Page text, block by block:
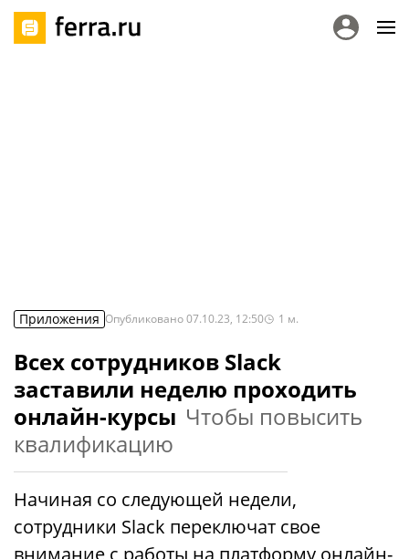
Приложения Опубликовано07.10.23, 12:50 1 м.
Всех сотрудников Slack
заставили неделю проходить
онлайн-курсы Чтобы повысить
квалификацию
Начиная со следующей недели,
сотрудники Slack переключат свое
внимание с работы на платформу онлайн-